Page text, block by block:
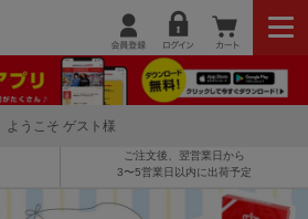
ようこそ ゲスト様
ご注文後、翌営業日から
3〜5営業日以内に出荷予定